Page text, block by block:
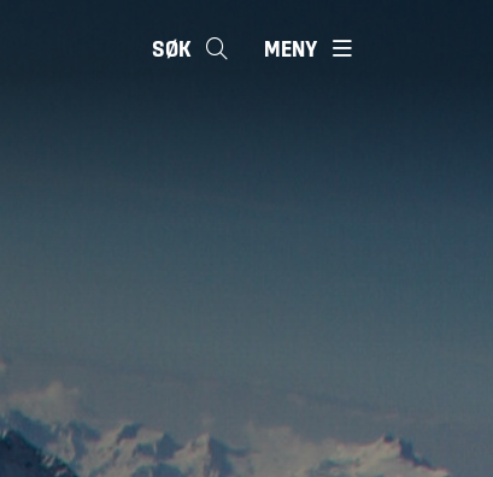
SØK MENY